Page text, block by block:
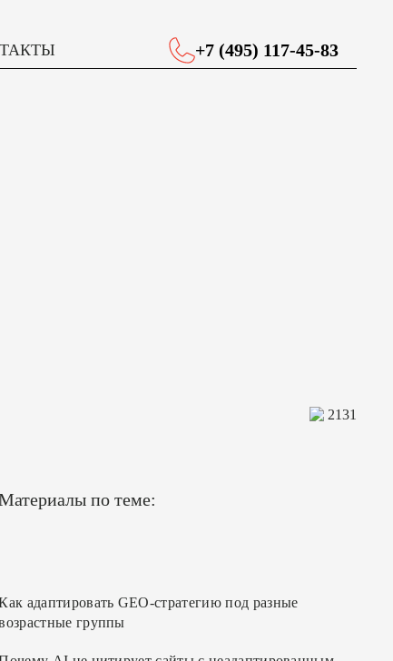
+7 (495) 117-45-83
2131
по теме:
адаптировать GEO-стратегию под разные
группы